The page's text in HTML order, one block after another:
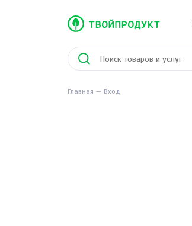
Главная Вход